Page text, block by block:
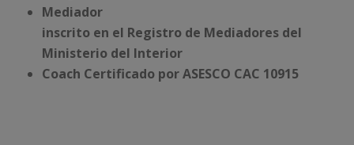
Mediador
inscrito en el Registro de Mediadores del
Ministerio del Interior
Coach Certificado por ASESCO CAC 10915